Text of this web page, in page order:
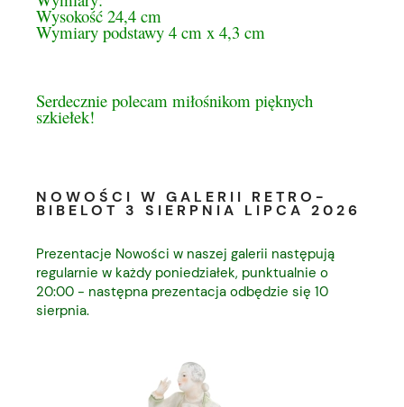
Wysokość 24,4 cm
Wymiary podstawy 4 cm x 4,3 cm
Serdecznie polecam miłośnikom pięknych
szkiełek!
NOWOŚCI W GALERII RETRO-
BIBELOT 3 SIERPNIA LIPCA 2026
Prezentacje Nowości w naszej galerii następują
regularnie w każdy poniedziałek, punktualnie o
20:00 - następna prezentacja odbędzie się 10
sierpnia.